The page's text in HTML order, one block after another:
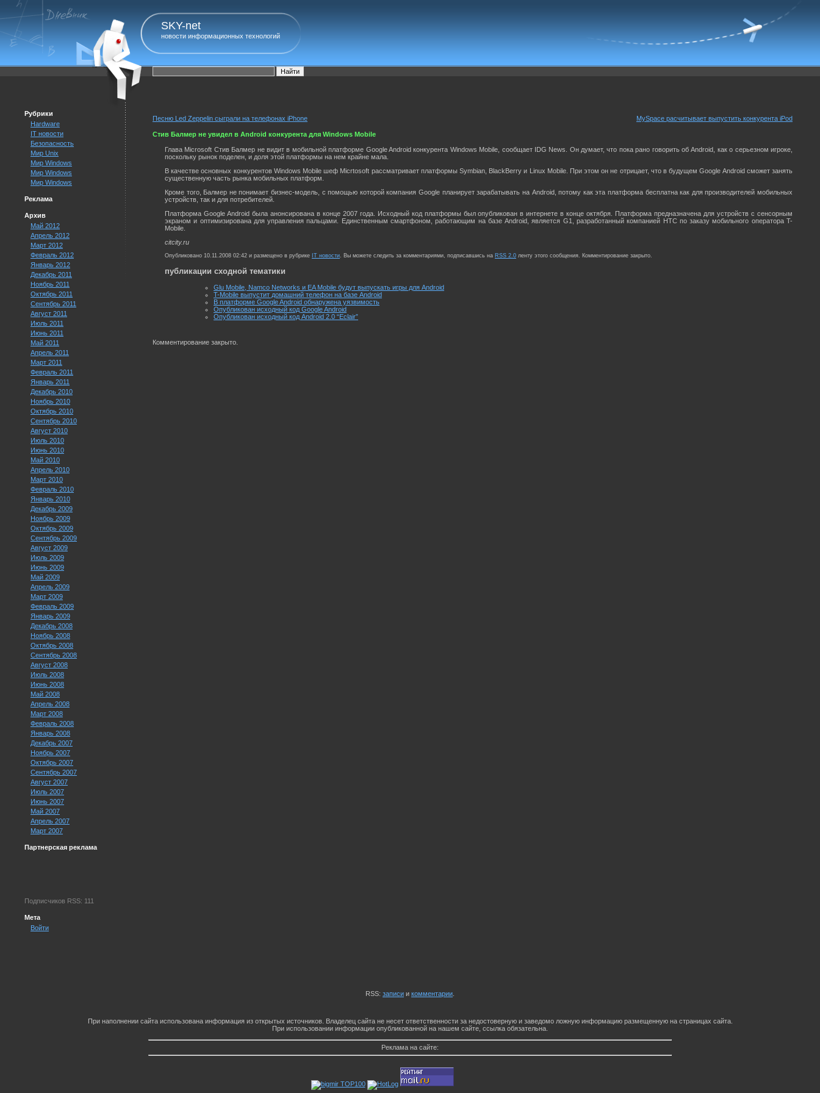
SKY-net
новости информационных технологий
Рубрики
Hardware
IT новости
Безопасность
Мир Unix
Мир Windows
Мир Windows
Мир Windows
Реклама
Архив
Май 2012
Апрель 2012
Март 2012
Февраль 2012
Январь 2012
Декабрь 2011
Ноябрь 2011
Октябрь 2011
Сентябрь 2011
Август 2011
Июль 2011
Июнь 2011
Май 2011
Апрель 2011
Март 2011
Февраль 2011
Январь 2011
Декабрь 2010
Ноябрь 2010
Октябрь 2010
Сентябрь 2010
Август 2010
Июль 2010
Июнь 2010
Май 2010
Апрель 2010
Март 2010
Февраль 2010
Январь 2010
Декабрь 2009
Ноябрь 2009
Октябрь 2009
Сентябрь 2009
Август 2009
Июль 2009
Июнь 2009
Май 2009
Апрель 2009
Март 2009
Февраль 2009
Январь 2009
Декабрь 2008
Ноябрь 2008
Октябрь 2008
Сентябрь 2008
Август 2008
Июль 2008
Июнь 2008
Май 2008
Апрель 2008
Март 2008
Февраль 2008
Январь 2008
Декабрь 2007
Ноябрь 2007
Октябрь 2007
Сентябрь 2007
Август 2007
Июль 2007
Июнь 2007
Май 2007
Апрель 2007
Март 2007
Партнерская реклама
Подписчиков RSS: 111
Мета
Войти
Песню Led Zeppelin сыграли на телефонах iPhone MySpace расчитывает выпустить конкурента iPod
Стив Балмер не увидел в Android конкурента для Windows Mobile
Глава Microsoft Стив Балмер не видит в мобильной платформе Google Android конкурента Windows Mobile, сообщает IDG News. Он думает, что пока рано говорить об Android, как о серьезном игроке,
поскольку рынок поделен, и доля этой платформы на нем крайне мала.
В качестве основных конкурентов Windows Mobile шеф Micrtosoft рассматривает платформы Symbian, BlackBerry и Linux Mobile. При этом он не отрицает, что в будущем Google Android сможет занять
существенную часть рынка мобильных платформ.
Кроме того, Балмер не понимает бизнес-модель, с помощью которой компания Google планирует зарабатывать на Android, потому как эта платформа бесплатна как для производителей мобильных
устройств, так и для потребителей.
Платформа Google Android была анонсирована в конце 2007 года. Исходный код платформы был опубликован в интернете в конце октября. Платформа предназначена для устройств с сенсорным
экраном и оптимизирована для управления пальцами. Единственным смартфоном, работающим на базе Android, является G1, разработанный компанией HTC по заказу мобильного оператора T-
Mobile.
citcity.ru
Опубликовано 10.11.2008 02:42 и размещено в рубрике IT новости. Вы можете следить за комментариями, подписавшись на RSS 2.0 ленту этого сообщения. Комментирование закрыто.
публикации сходной тематики
Glu Mobile, Namco Networks и EA Mobile будут выпускать игры для Android
T-Mobile выпустит домашний телефон на базе Android
В платформе Google Android обнаружена уязвимость
Опубликован исходный код Google Android
Опубликован исходный код Android 2.0 “Eclair”
Комментирование закрыто.
RSS: записи и комментарии
При наполнении сайта использована информация из открытых источников. Владелец сайта не несет ответственности за недостоверную и заведомо ложную информацию размещенную на страницах сайта.
При использовании информации опубликованной на нашем сайте, ссылка обязательна.
Реклама на сайте: